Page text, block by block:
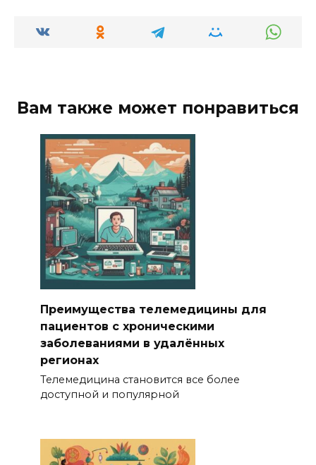
Вам также может понравиться
Преимущества телемедицины для
пациентов с хроническими
заболеваниями в удалённых
регионах
Телемедицина становится все более
доступной и популярной